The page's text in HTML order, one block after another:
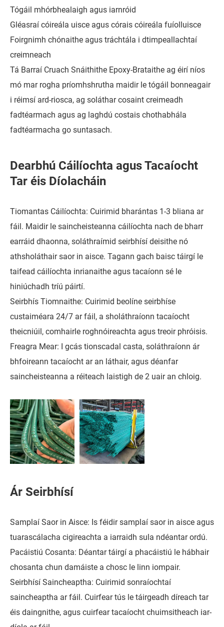
Tógáil mhórbhealaigh agus iarnróid
Gléasraí cóireála uisce agus córais cóireála fuíolluisce
Foirgnimh chónaithe agus tráchtála i dtimpeallachtaí
creimneach
Tá Barraí Cruach Snáithithe Epoxy-Brataithe ag éirí níos
mó mar rogha príomhshrutha maidir le tógáil bonneagair
i réimsí ard-riosca, ag soláthar cosaint creimeadh
fadtéarmach agus ag laghdú costais chothabhála
fadtéarmacha go suntasach.
Dearbhú Cáilíochta agus Tacaíocht
Tar éis Díolacháin
Tiomantas Cáilíochta: Cuirimid bharántas 1-3 bliana ar
fáil. Maidir le saincheisteanna cáilíochta nach de bharr
earráid dhaonna, soláthraímid seirbhísí deisithe nó
athsholáthair saor in aisce. Tagann gach baisc táirgí le
taifead cáilíochta inrianaithe agus tacaíonn sé le
hiniúchadh tríú páirtí.
Seirbhís Tiomnaithe: Cuirimid beolíne seirbhíse
custaiméara 24/7 ar fáil, a sholáthraíonn tacaíocht
theicniúil, comhairle roghnóireachta agus treoir phróisis.
Freagra Mear: I gcás tionscadal casta, soláthraíonn ár
bhfoireann tacaíocht ar an láthair, agus déanfar
saincheisteanna a réiteach laistigh de 2 uair an chloig.
Ár Seirbhísí
Samplaí Saor in Aisce: Is féidir samplaí saor in aisce agus
tuarascálacha cigireachta a iarraidh sula ndéantar ordú.
Pacáistiú Cosanta: Déantar táirgí a phacáistiú le hábhair
chosanta chun damáiste a chosc le linn iompair.
Seirbhísí Saincheaptha: Cuirimid sonraíochtaí
saincheaptha ar fáil. Cuirfear tús le táirgeadh díreach tar
éis daingnithe, agus cuirfear tacaíocht chuimsitheach iar-